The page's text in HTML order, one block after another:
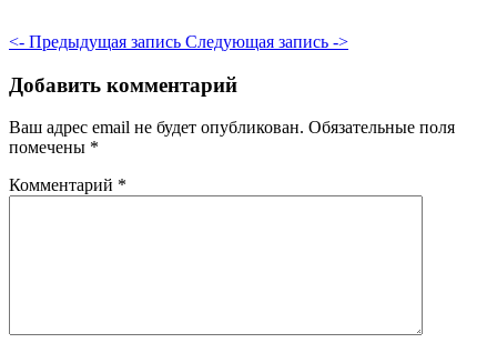
<- Предыдущая запись Следующая запись ->
Добавить комментарий
Ваш адрес email не будет опубликован. Обязательные поля
помечены *
Комментарий *